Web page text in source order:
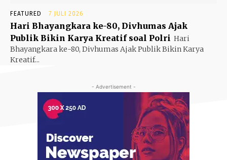
FEATURED 7 JULI 2026
Hari Bhayangkara ke-80, Divhumas Ajak
Publik Bikin Karya Kreatif soal Polri Hari
Bhayangkara ke-80, Divhumas Ajak Publik Bikin Karya
Kreatif...
- Advertisement -